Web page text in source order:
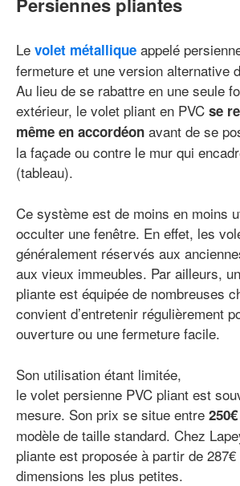
Le volet métallique appelé
fermeture et une version alternative
Au lieu de se rabattre en une seule
extérieur, le volet pliant en PVC se
même en accordéon avant de se
la façade ou contre le mur qui
(tableau).
Ce système est de moins en moins
occulter une fenêtre. En effet, les
généralement réservés aux
aux vieux immeubles. Par ailleurs,
pliante est équipée de nombreuses
convient d’entretenir régulièrement
ouverture ou une fermeture facile.
Son utilisation étant limitée,
le volet persienne PVC pliant est
mesure. Son prix se situe entre 250€
modèle de taille standard. Chez
pliante est proposée à partir de
dimensions les plus petites.